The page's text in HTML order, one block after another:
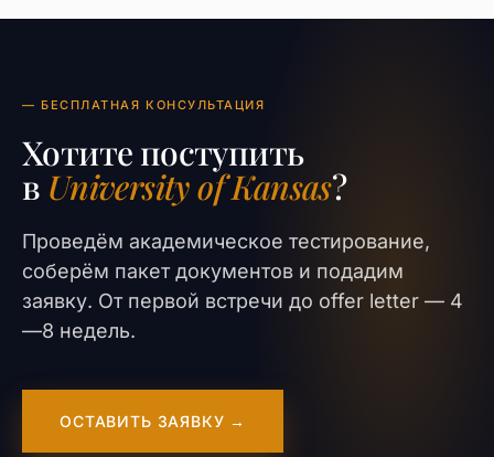
— БЕСПЛАТНАЯ КОНСУЛЬТАЦИЯ
Хотите поступить
в University of Kansas?
Проведём академическое тестирование,
соберём пакет документов и подадим
заявку. От первой встречи до offer letter — 4
—8 недель.
ОСТАВИТЬ ЗАЯВКУ →